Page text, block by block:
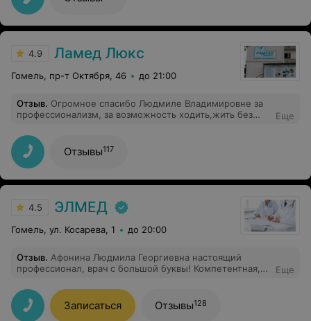
который является высококлассным специалистом
своего дела. Очень внимательно относится к
пациентам, объясняет всё доступно и понятно. При
в неврологию, то только к нему.
4.9 Ламед Люкс
Гомель, пр-т Октября, 46 до 21:00
Отзыв. Огромное спасибо Людмиле Владимировне за
профессионализм, за возможность ходить,жить без
медицинских работников, всего самого наилучшего
Вам и коллективу центра.
Еще
Отзывы117
4.5 ЭЛМЕД
Гомель, ул. Косарева, 1 до 20:00
Отзыв. Афонина Людмила Георгиевна настоящий
профессионал, врач с большой буквы! Компетентная,
вопросы. Рекомендую!
Еще
Записаться Отзывы128